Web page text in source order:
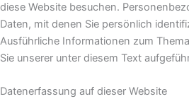
diese Website besuchen.
Daten, mit denen Sie persönlich
Ausführliche Informationen zum
Sie unserer unter diesem Text
Datenerfassung auf dieser Website